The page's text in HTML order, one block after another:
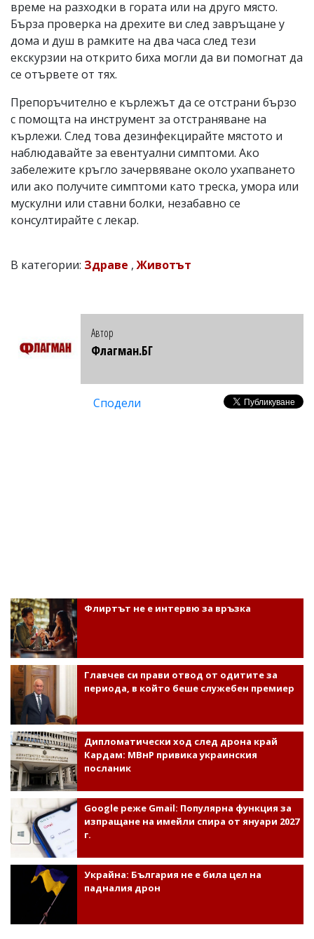
време на разходки в гората или на друго място.
Бърза проверка на дрехите ви след завръщане у
дома и душ в рамките на два часа след тези
екскурзии на открито биха могли да ви помогнат да
се отървете от тях.
Препоръчително е кърлежът да се отстрани бързо
с помощта на инструмент за отстраняване на
кърлежи. След това дезинфекцирайте мястото и
наблюдавайте за евентуални симптоми. Ако
забележите кръгло зачервяване около ухапването
или ако получите симптоми като треска, умора или
мускулни или ставни болки, незабавно се
консултирайте с лекар.
В категории: Здраве ,Животът
Автор
Флагман.БГ
Сподели
Флиртът не е интервю за връзка
Главчев си прави отвод от одитите за
периода, в който беше служебен премиер
Дипломатически ход след дрона край
Кардам: МВнР привика украинския
посланик
Google реже Gmail: Популярна функция за
изпращане на имейли спира от януари 2027
г.
Украйна: България не е била цел на
падналия дрон